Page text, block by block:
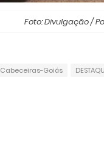
Foto: Divulgação /
Cabeceiras-Goiás